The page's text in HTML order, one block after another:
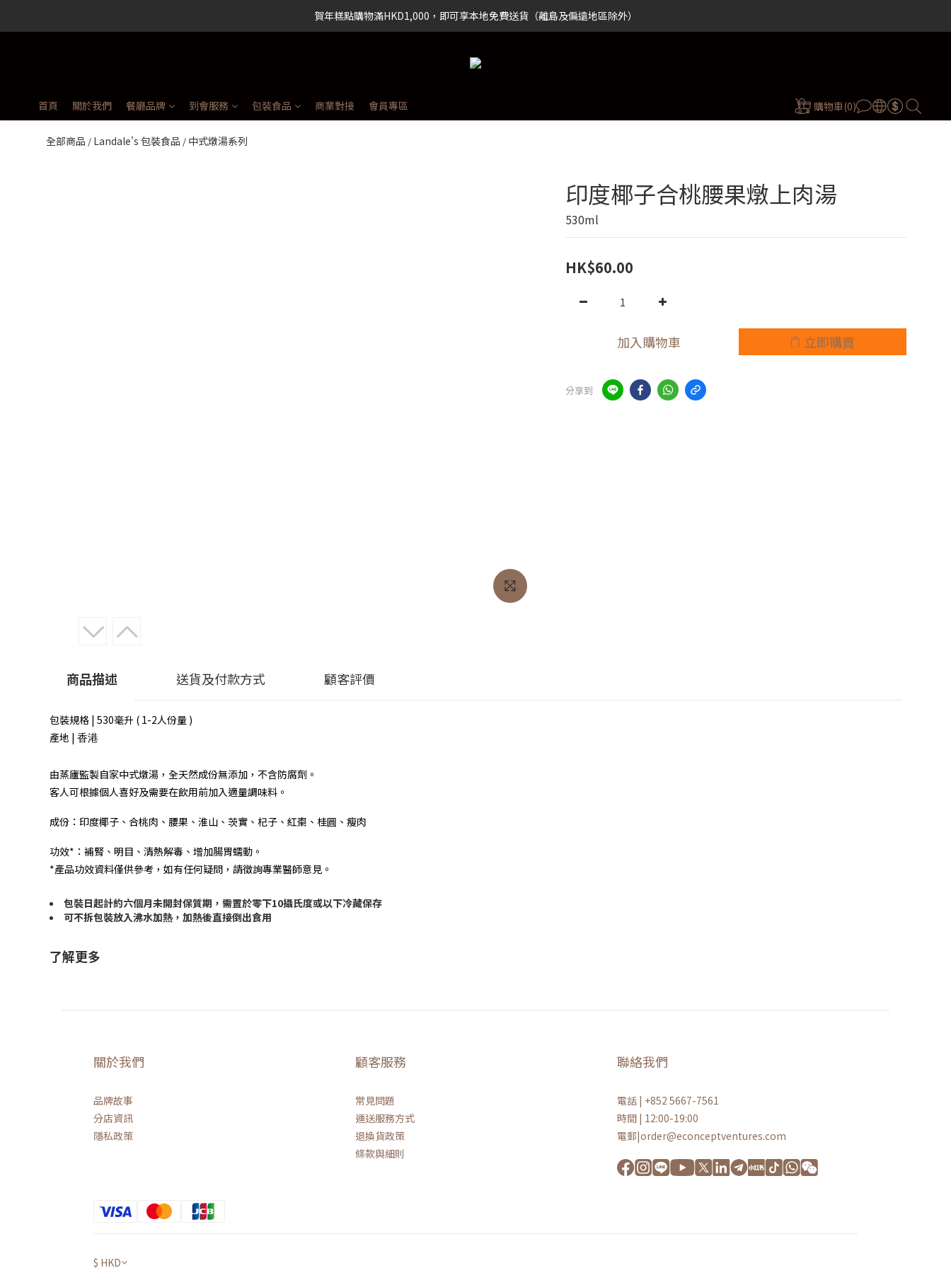
賀年糕點購物滿HKD1,000，即可享本地免費送貨（離島及偏遠地區除外）
首頁 關於我們 餐廳品牌 到會服務 包裝食品 商業對接 會員專區 購物車(0)
全部商品 / Landale's 包裝食品 / 中式燉湯系列
印度椰子合桃腰果燉上肉湯
530ml
HK$60.00
加入購物車 立即購買
分享到
商品描述 送貨及付款方式 顧客評價
包裝規格 | 530毫升 ( 1-2人份量 )
產地 | 香港
由蒸廬監製自家中式燉湯，全天然成份無添加，不含防腐劑。
客人可根據個人喜好及需要在飲用前加入適量調味料。
成份：印度椰子、合桃肉、腰果、淮山、茨實、杞子、紅棗、桂圓、瘦肉
功效*：補腎、明目、清熱解毒、增加腸胃蠕動。
*產品功效資料僅供參考，如有任何疑問，請徵詢專業醫師意見。
包裝日起計約六個月未開封保質期，需置於零下10攝氏度或以下冷藏保存
可不拆包裝放入沸水加熱，加熱後直接倒出食用
了解更多
關於我們
品牌故事
分店資訊
隱私政策
顧客服務
常見問題
運送服務方式
退換貨政策
條款與細則
聯絡我們
電話 | +852 5667-7561
時間 | 12:00-19:00
電郵|order@econceptventures.com
$ HKD